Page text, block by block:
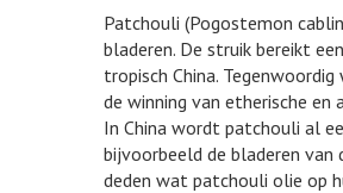
Patchouli (Pogostemon
bladeren. De struik bereikt
tropisch China.
de winning van etherische en
In China wordt patchouli al
bijvoorbeeld de bladeren
deden wat patchouli olie op